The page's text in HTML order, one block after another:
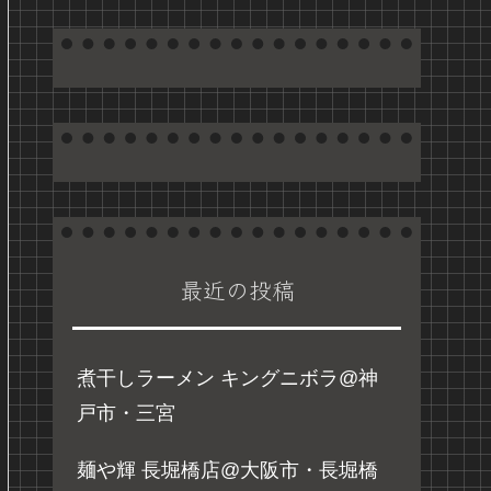
最近の投稿
煮干しラーメン キングニボラ@神
戸市・三宮
麺や輝 長堀橋店@大阪市・長堀橋